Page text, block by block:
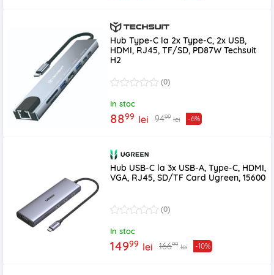
Hub Type-C la 2x Type-C, 2x USB,
HDMI, RJ45, TF/SD, PD87W Techsuit
H2
(0)
In stoc
8899 lei 9499 lei -6%
Hub USB-C la 3x USB-A, Type-C, HDMI,
VGA, RJ45, SD/TF Card Ugreen, 15600
(0)
In stoc
14999 lei 16699 lei -10%